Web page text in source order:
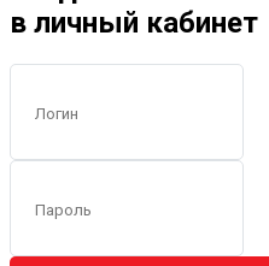
в личный кабинет